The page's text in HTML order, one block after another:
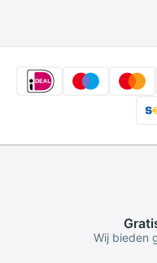
Wij bieden